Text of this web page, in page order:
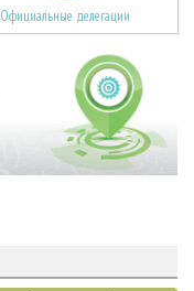
Официальные делегации